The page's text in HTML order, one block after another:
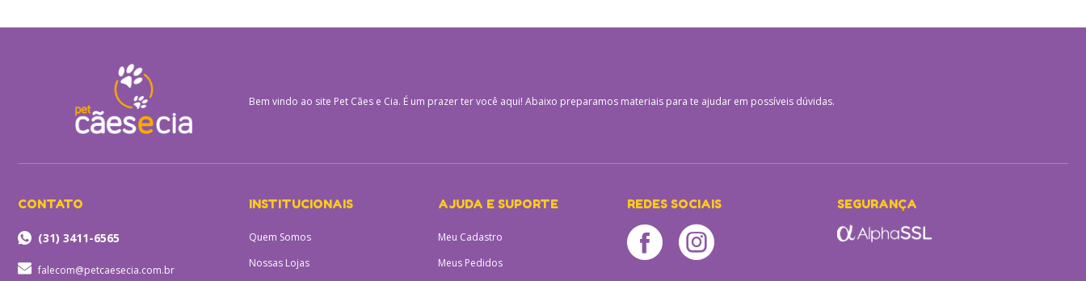
Bem vindo ao site Pet Cães e Cia. É um prazer ter você aqui! Abaixo preparamos materiais para te ajudar em possíveis dúvidas.
CONTATO
(31) 3411-6565
falecom@petcaesecia.com.br
INSTITUCIONAIS
Quem Somos
Nossas Lojas
AJUDA E SUPORTE
Meu Cadastro
Meus Pedidos
REDES SOCIAIS SEGURANÇA